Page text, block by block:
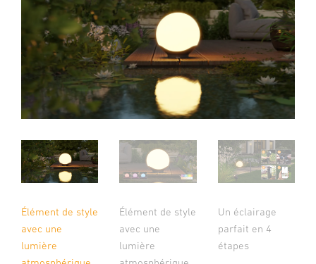
Élément de style
avec une
lumière
Élément de style
avec une
lumière
Un éclairage
parfait en 4
étapes